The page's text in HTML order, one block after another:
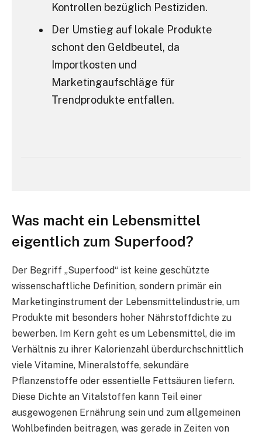
Kontrollen bezüglich Pestiziden.
Der Umstieg auf lokale Produkte
schont den Geldbeutel, da
Importkosten und
Marketingaufschläge für
Trendprodukte entfallen.
Was macht ein Lebensmittel
eigentlich zum Superfood?
Der Begriff „Superfood“ ist keine geschützte
wissenschaftliche Definition, sondern primär ein
Marketinginstrument der Lebensmittelindustrie, um
Produkte mit besonders hoher Nährstoffdichte zu
bewerben. Im Kern geht es um Lebensmittel, die im
Verhältnis zu ihrer Kalorienzahl überdurchschnittlich
viele Vitamine, Mineralstoffe, sekundäre
Pflanzenstoffe oder essentielle Fettsäuren liefern.
Diese Dichte an Vitalstoffen kann Teil einer
ausgewogenen Ernährung sein und zum allgemeinen
Wohlbefinden beitragen, was gerade in Zeiten von